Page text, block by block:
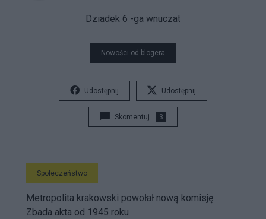
Dziadek 6 -ga wnuczat
Nowości od blogera
Udostępnij Udostępnij
Skomentuj 3
Społeczeństwo
Metropolita krakowski powołał nową komisję.
Zbada akta od 1945 roku